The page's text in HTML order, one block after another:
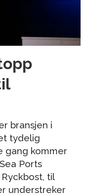
bransjen i
tydelig
gang kommer
Ports
Ryckbost, til
understreker